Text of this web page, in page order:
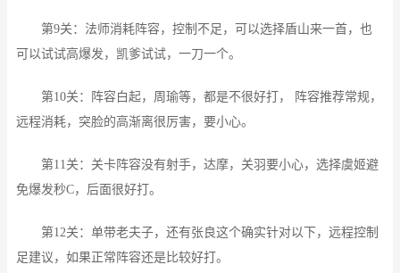
第9关：法师消耗阵容，控制不足，可以选择盾山来一首，也
可以试试高爆发，凯爹试试，一刀一个。
第10关：阵容白起，周瑜等，都是不很好打， 阵容推荐常规，
远程消耗，突脸的高渐离很厉害，要小心。
第11关：关卡阵容没有射手，达摩，关羽要小心，选择虞姬避
免爆发秒C，后面很好打。
第12关：单带老夫子，还有张良这个确实针对以下，远程控制
足建议，如果正常阵容还是比较好打。